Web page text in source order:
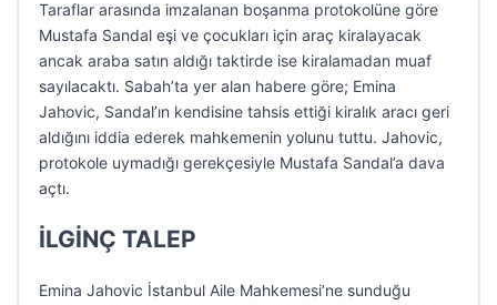
Taraflar arasında imzalanan boşanma protokolüne göre
Mustafa Sandal eşi ve çocukları için araç kiralayacak
ancak araba satın aldığı taktirde ise kiralamadan muaf
sayılacaktı. Sabah’ta yer alan habere göre; Emina
Jahovic, Sandal’ın kendisine tahsis ettiği kiralık aracı geri
aldığını iddia ederek mahkemenin yolunu tuttu. Jahovic,
protokole uymadığı gerekçesiyle Mustafa Sandal’a dava
açtı.
İLGİNÇ TALEP
Emina Jahovic İstanbul Aile Mahkemesi’ne sunduğu